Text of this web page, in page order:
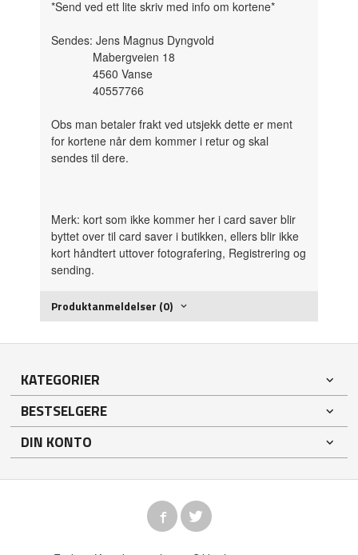
*Send ved ett lite skriv med info om kortene*
Sendes: Jens Magnus Dyngvold
Mabergveien 18
4560 Vanse
40557766
Obs man betaler frakt ved utsjekk dette er ment
for kortene når dem kommer i retur og skal
sendes til dere.
Merk: kort som ikke kommer her i card saver blir
byttet over til card saver i butikken, ellers blir ikke
kort håndtert uttover fotografering, Registrering og
sending.
Produktanmeldelser (0)
KATEGORIER
BESTSELGERE
DIN KONTO